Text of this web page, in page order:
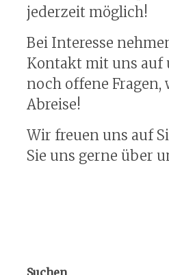
jederzeit möglich!
Bei Interesse
Kontakt mit uns auf
noch offene Fragen,
Abreise!
Wir freuen uns auf
Sie uns gerne über
Suchen